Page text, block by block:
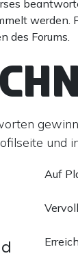
werden.
des Forums.
und
Auf